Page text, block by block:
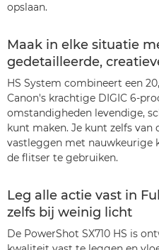
opslaan.
Maak in elke situatie
gedetailleerde,
HS System combineert een
Canon's krachtige DIGIC 6-
omstandigheden levendige,
kunt maken. Je kunt zelfs van
vastleggen met nauwkeurige
de flitser te gebruiken.
Leg alle actie vast in
zelfs bij weinig licht
De PowerShot SX710 HS is